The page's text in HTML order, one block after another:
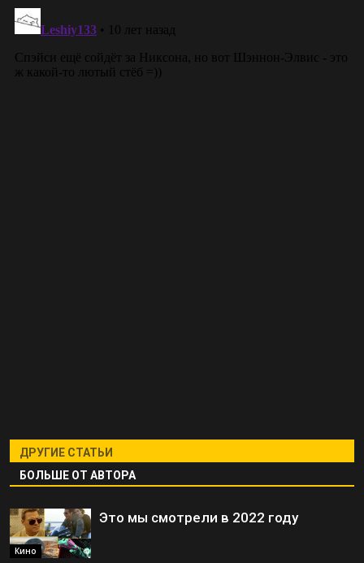
ДРУГИЕ СТАТЬИ
БОЛЬШЕ ОТ АВТОРА
Кино
Это мы смотрели в 2022 году